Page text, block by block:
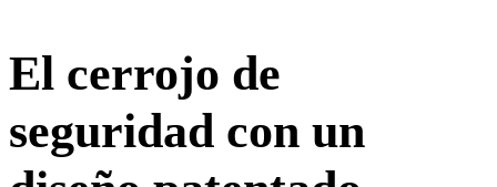
El cerrojo de
seguridad con un